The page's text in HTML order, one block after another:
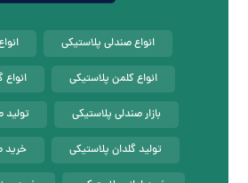
انواع صندلی پلاستیکی
انواع کلمن پلاستیکی انواع
بازار صندلی پلاستیکی تولید
تولید گلدان پلاستیکی خرید